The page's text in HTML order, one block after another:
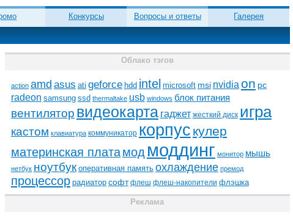
Конкурсы Вопросы и ответы
Галерея
Облако тэгов
action amd asus ati geforce hdd intel microsoft msi nvidia on pc
radeon samsung ssd thermaltake usb windows блок питания
вентилятор видеокарта гаджет жесткий диск игра
кастом клавиатура коммуникатор корпус кулер
материнская платамод моддинг монитор мышь
нетбук ноутбук оперативная память охлаждение премод
процессор радиатор софт флеш флеш-накопители флэшка
Реклама